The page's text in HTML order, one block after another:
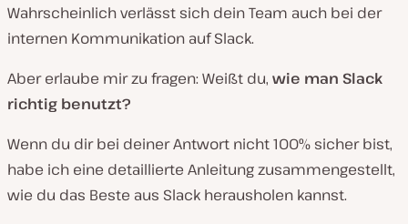
Wahrscheinlich verlässt sich dein Team auch bei der
internen Kommunikation auf Slack.
Aber erlaube mir zu fragen: Weißt du, wie man Slack
richtig benutzt?
Wenn du dir bei deiner Antwort nicht 100% sicher bist,
habe ich eine detaillierte Anleitung zusammengestellt,
wie du das Beste aus Slack herausholen kannst.